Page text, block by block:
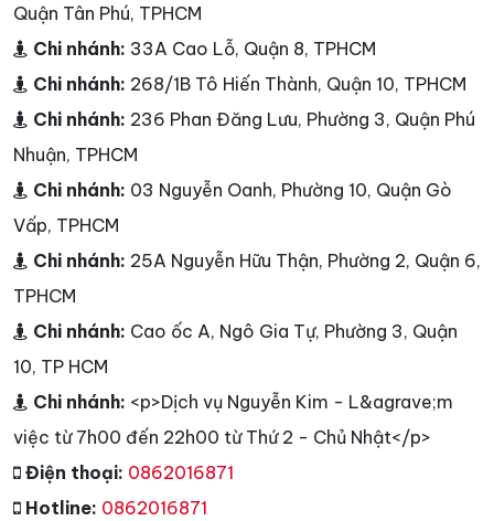
Quận Tân Phú, TPHCM
Chi nhánh: 33A Cao Lỗ, Quận 8, TPHCM
Chi nhánh: 268/1B Tô Hiến Thành, Quận 10, TPHCM
Chi nhánh: 236 Phan Đăng Lưu, Phường 3, Quận Phú
Nhuận, TPHCM
Chi nhánh: 03 Nguyễn Oanh, Phường 10, Quận Gò
Vấp, TPHCM
Chi nhánh: 25A Nguyễn Hữu Thận, Phường 2, Quận 6,
TPHCM
Chi nhánh: Cao ốc A, Ngô Gia Tự, Phường 3, Quận
10, TP HCM
Chi nhánh: <p>Dịch vụ Nguyễn Kim - L&agrave;m
việc từ 7h00 đến 22h00 từ Thứ 2 - Chủ Nhật</p>
Điện thoại: 0862016871
Hotline: 0862016871